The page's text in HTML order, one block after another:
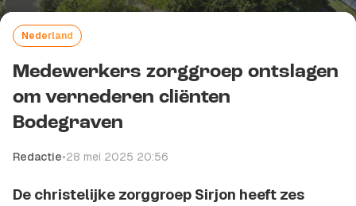
Nederland
Medewerkers zorggroep ontslagen
om vernederen cliënten
Bodegraven
Redactie•28 mei 2025 20:56
De christelijke zorggroep Sirjon heeft zes